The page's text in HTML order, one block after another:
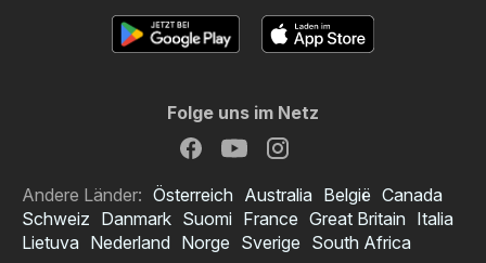
Folge uns im Netz
Andere Länder: Österreich Australia België Canada
Schweiz Danmark Suomi France Great Britain Italia
Lietuva Nederland Norge Sverige South Africa